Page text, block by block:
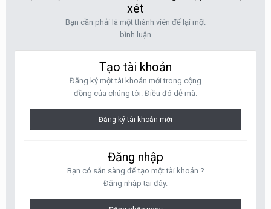
xét
Bạn cần phải là một thành viên để lại một
bình luận
Tạo tài khoản
Đăng ký một tài khoản mới trong cộng
đồng của chúng tôi. Điều đó dễ mà.
Đăng ký tài khoản mới
Đăng nhập
Bạn có sẵn sàng để tạo một tài khoản ?
Đăng nhập tại đây.